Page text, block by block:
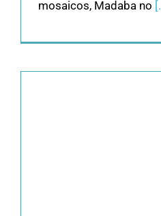
mosaicos, Madaba no